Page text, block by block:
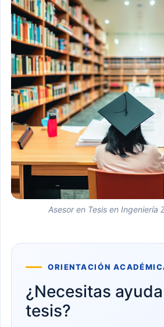
Asesor en Tesis en Ingeniería
ORIENTACIÓN
¿Necesitas
tesis?